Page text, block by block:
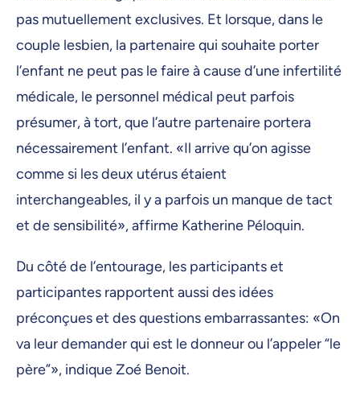
pas mutuellement exclusives. Et lorsque, dans le
couple lesbien, la partenaire qui souhaite porter
l’enfant ne peut pas le faire à cause d’une infertilité
médicale, le personnel médical peut parfois
présumer, à tort, que l’autre partenaire portera
nécessairement l’enfant. «Il arrive qu’on agisse
comme si les deux utérus étaient
interchangeables, il y a parfois un manque de tact
et de sensibilité», affirme Katherine Péloquin.
Du côté de l’entourage, les participants et
participantes rapportent aussi des idées
préconçues et des questions embarrassantes: «On
va leur demander qui est le donneur ou l’appeler “le
père”», indique Zoé Benoit.